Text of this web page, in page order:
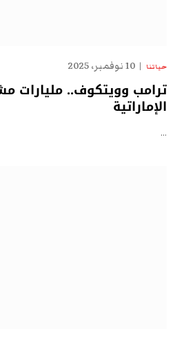
حياتنا 10 نوفمبر، 2025
ترامب وويتكوف.. مليارات
الإماراتية
…